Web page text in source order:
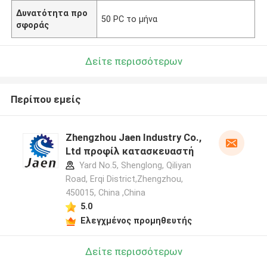
Δυνατότητα προ
σφοράς
50 PC το μήνα
Δείτε περισσότερων
Περίπου εμείς
Zhengzhou Jaen Industry Co.,
Ltd προφίλ κατασκευαστή
Yard No.5, Shenglong, Qiliyan
Road, Erqi District,Zhengzhou,
450015, China ,China
5.0
Ελεγχμένος προμηθευτής
Δείτε περισσότερων